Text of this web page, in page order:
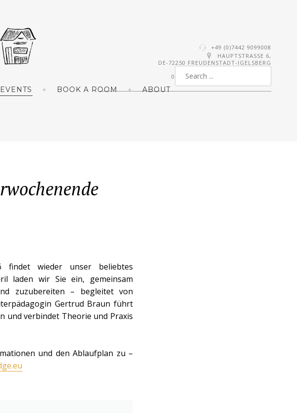
+49 (0)7442 9099008
HAUPTSTRASSE 6,
DE-72250 FREUDENSTADT-IGELSBERG
0
EVENTS BOOK A ROOM ABOUT
wieder unser beliebtes
laden wir Sie ein, gemeinsam
zuzubereiten – begleitet von
Gertrud Braun führt
und verbindet Theorie und Praxis
und den Ablaufplan zu –